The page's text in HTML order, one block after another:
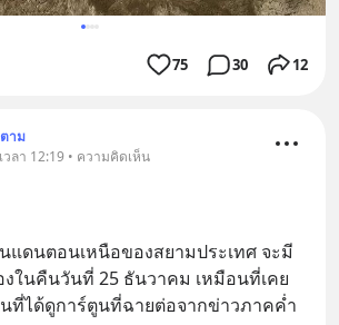
75 30 12
าม
วลา 12:19 • ความคิดเห็น
แดนตอนเหนือของสยามประเทศ จะมี
ในคืนวันที่ 25 ธันวาคม เหมือนที่เคย
ที่ได้ดูการ์ตูนที่ฉายต่อจากข่าวภาคค่ำ